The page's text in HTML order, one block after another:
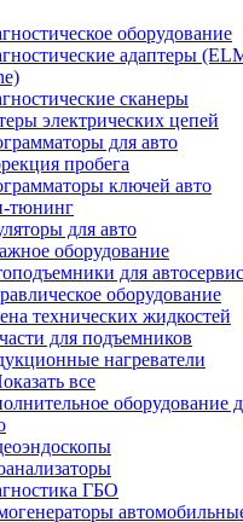
оборудование
адаптеры
сканеры
электрических цепей
для авто
пробега
ключей авто
тюнинг
для авто
оборудование
для
оборудование
технических жидкостей
для подъемников
нагреватели
все
оборудование
ГБО